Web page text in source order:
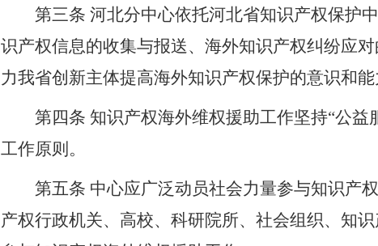
第三条 河北分中心依托河北省知识产权保护
识产权信息的收集与报送、海外知识产权纠纷应
力我省创新主体提高海外知识产权保护的意识和能
第四条 知识产权海外维权援助工作坚持“公益
工作原则。
第五条 中心应广泛动员社会力量参与知识产权
产权行政机关、高校、科研院所、社会组织、知